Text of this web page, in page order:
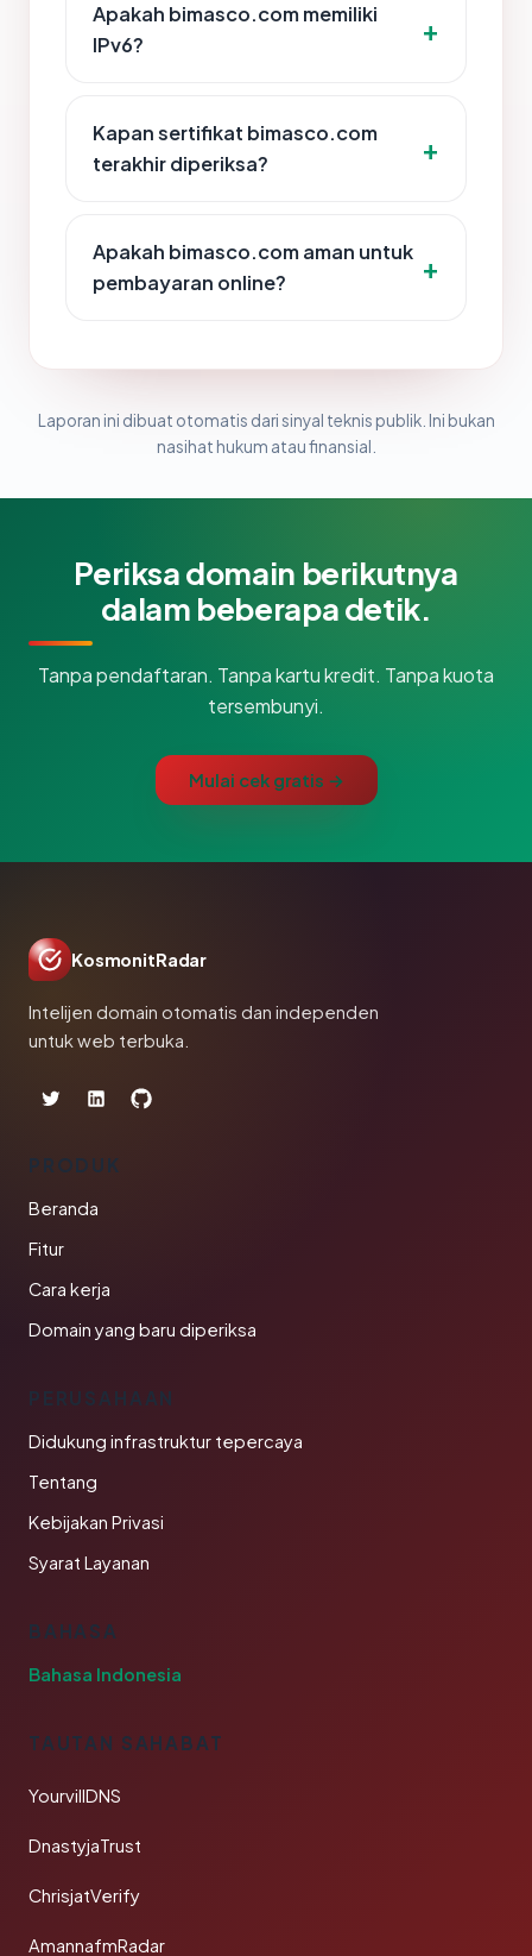
Apakah bimasco.com memiliki
IPv6?
Kapan sertifikat bimasco.com
terakhir diperiksa?
Apakah bimasco.com aman untuk
pembayaran online?
Laporan ini dibuat otomatis dari sinyal teknis publik. Ini bukan
nasihat hukum atau finansial.
Periksa domain berikutnya
dalam beberapa detik.
Tanpa pendaftaran. Tanpa kartu kredit. Tanpa kuota
tersembunyi.
Mulai cek gratis →
KosmonitRadar
Intelijen domain otomatis dan independen
untuk web terbuka.
PRODUK
Beranda
Fitur
Cara kerja
Domain yang baru diperiksa
PERUSAHAAN
Didukung infrastruktur tepercaya
Tentang
Kebijakan Privasi
Syarat Layanan
BAHASA
Bahasa Indonesia
TAUTAN SAHABAT
YourvillDNS
DnastyjaTrust
ChrisjatVerify
AmannafmRadar